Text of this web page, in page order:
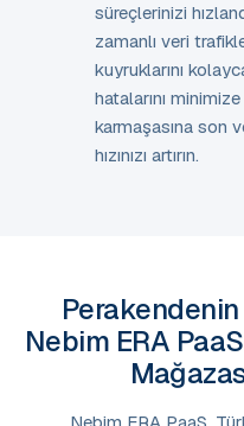
süreçlerinizi
zamanlı veri
kuyruklarını
hatalarını
karmaşasına son
hızınızı artırın.
Nebim ERA